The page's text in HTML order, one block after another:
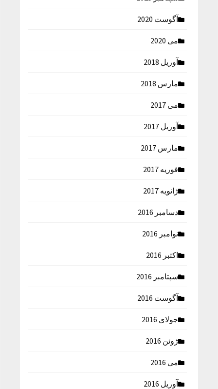
آگوست 2020
می 2020
آوریل 2018
مارس 2018
می 2017
آوریل 2017
مارس 2017
فوریه 2017
ژانویه 2017
دسامبر 2016
نوامبر 2016
اکتبر 2016
سپتامبر 2016
آگوست 2016
جولای 2016
ژوئن 2016
می 2016
آوریل 2016